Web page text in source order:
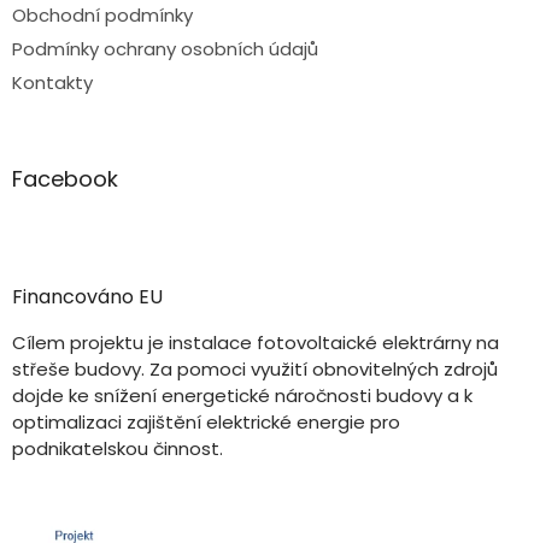
Obchodní podmínky
Podmínky ochrany osobních údajů
Kontakty
Facebook
Financováno EU
Cílem projektu je instalace fotovoltaické elektrárny na
střeše budovy. Za pomoci využití obnovitelných zdrojů
dojde ke snížení energetické náročnosti budovy a k
optimalizaci zajištění elektrické energie pro
podnikatelskou činnost.